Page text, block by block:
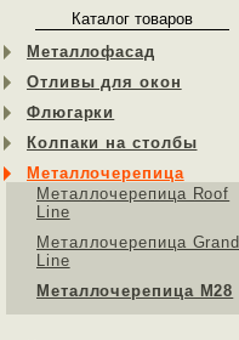
Каталог товаров
Металлофасад
Отливы для окон
Флюгарки
Колпаки на столбы
Металлочерепица
Металлочерепица Roof
Line
Металлочерепица Grand
Line
Металлочерепица М28